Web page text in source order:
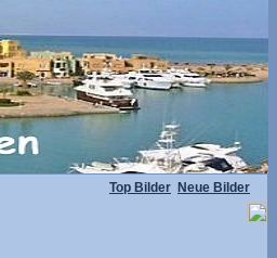
Top Bilder Neue Bilder